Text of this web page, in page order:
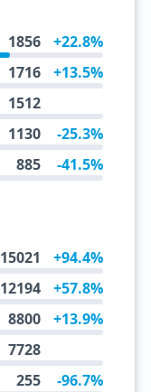
1856 +22.8%
1716 +13.5%
1512
1130 -25.3%
885 -41.5%
15021 +94.4%
12194 +57.8%
8800 +13.9%
7728
255 -96.7%